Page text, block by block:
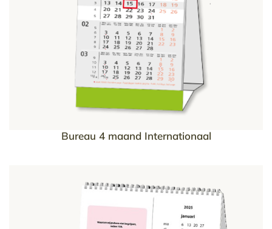
Bureau 4 maand Internationaal